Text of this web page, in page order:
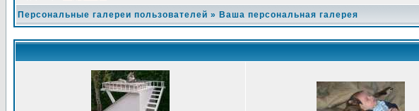
Персональные галереи пользователей » Ваша персональная галерея